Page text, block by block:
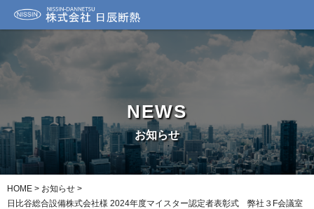
NEWS
お知らせ
HOME > お知らせ >
日比谷総合設備株式会社様 2024年度マイスター認定者表彰式 弊社３F会議室